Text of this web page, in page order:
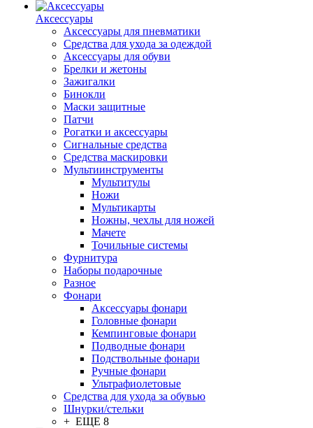
Аксессуары
Аксессуары для пневматики
Средства для ухода за одеждой
Аксессуары для обуви
Брелки и жетоны
Зажигалки
Бинокли
Маски защитные
Патчи
Рогатки и аксессуары
Сигнальные средства
Средства маскировки
Мультиинструменты
Мультитулы
Ножи
Мультикарты
Ножны, чехлы для ножей
Мачете
Точильные системы
Фурнитура
Наборы подарочные
Разное
Фонари
Аксессуары фонари
Головные фонари
Кемпинговые фонари
Подводные фонари
Подствольные фонари
Ручные фонари
Ультрафиолетовые
Средства для ухода за обувью
Шнурки/стельки
+ ЕЩЕ 8